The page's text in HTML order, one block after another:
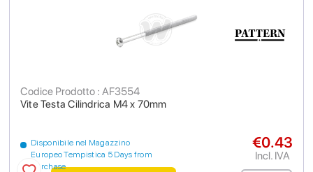
Vite Testa Cilindrica M4 x 70mm
Codice Prodotto : AF3554
Disponibile nel Magazzino
Europeo Tempistica 5 Days from
purchase
€0.43
Incl. IVA